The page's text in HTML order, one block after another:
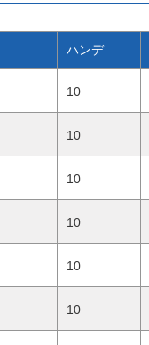
ハンデ
10
10
10
10
10
10